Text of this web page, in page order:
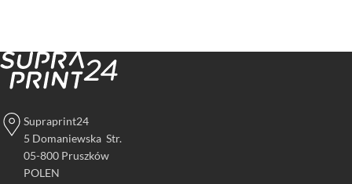
Supraprint24
5 Domaniewska Str.
05-800 Pruszków
POLEN